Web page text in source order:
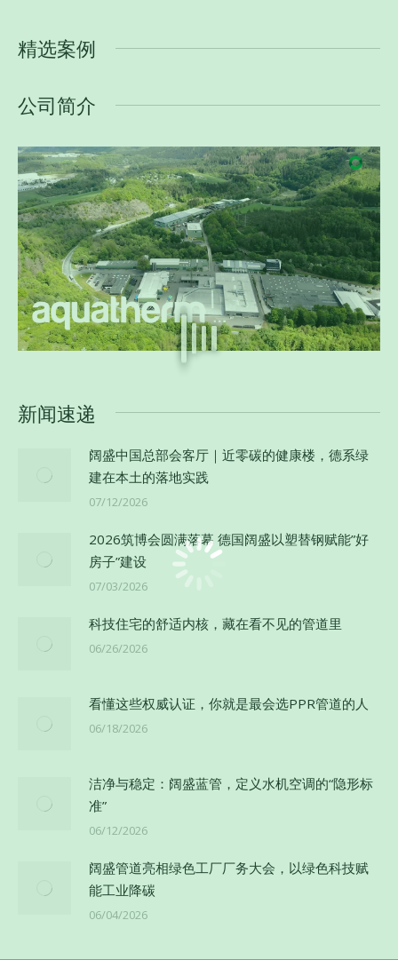
精选案例
公司简介
新闻速递
阔盛中国总部会客厅｜近零碳的健康楼，德系绿
建在本土的落地实践
07/12/2026
2026筑博会圆满落幕 德国阔盛以塑替钢赋能”好
房子”建设
07/03/2026
科技住宅的舒适内核，藏在看不见的管道里
06/26/2026
看懂这些权威认证，你就是最会选PPR管道的人
06/18/2026
洁净与稳定：阔盛蓝管，定义水机空调的“隐形标
准”
06/12/2026
阔盛管道亮相绿色工厂厂务大会，以绿色科技赋
能工业降碳
06/04/2026